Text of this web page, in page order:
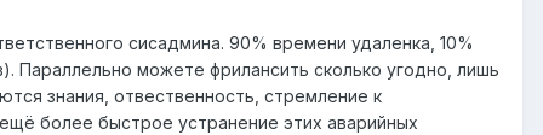
сисадмина. 90% времени удаленка, 10%
Параллельно можете фрилансить сколько угодно, лишь
знания, отвественность, стремление к
более быстрое устранение этих аварийных